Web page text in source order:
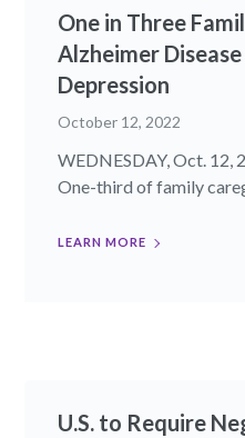
One in Three
Alzheimer
Depression
October 12, 2022
WEDNESDAY, Oct. 12,
One-third of family
LEARN MORE
U.S. to Require